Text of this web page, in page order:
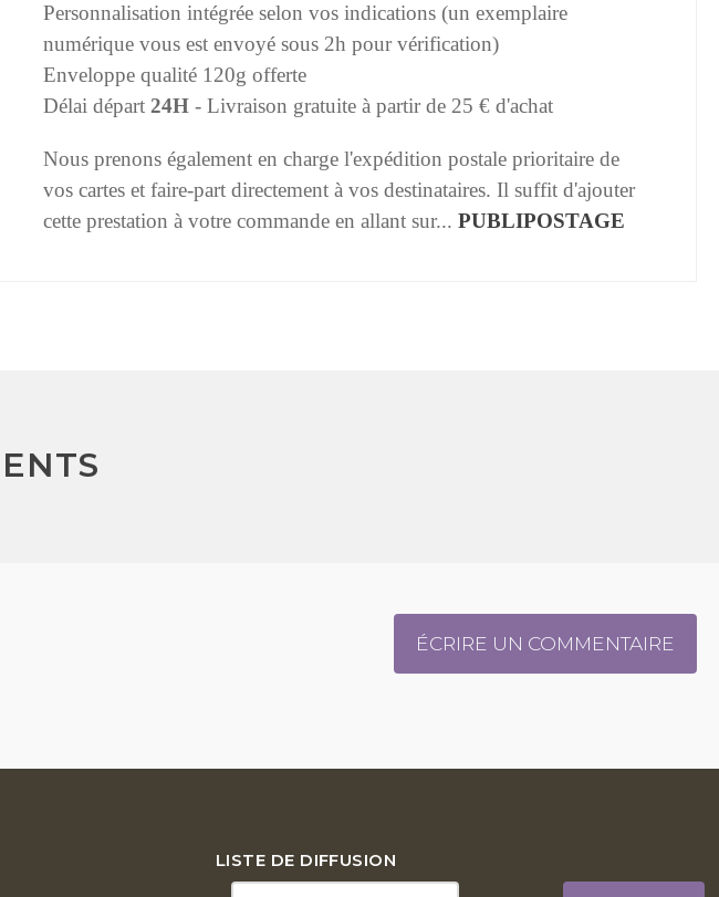
Personnalisation intégrée selon vos indications (un exemplaire
numérique vous est envoyé sous 2h pour vérification)
Enveloppe qualité 120g offerte
Délai départ 24H - Livraison gratuite à partir de 25 € d'achat
Nous prenons également en charge l'expédition postale prioritaire de
vos cartes et faire-part directement à vos destinataires. Il suffit d'ajouter
cette prestation à votre commande en allant sur... PUBLIPOSTAGE
ÉCRIRE UN COMMENTAIRE
LISTE DE DIFFUSION